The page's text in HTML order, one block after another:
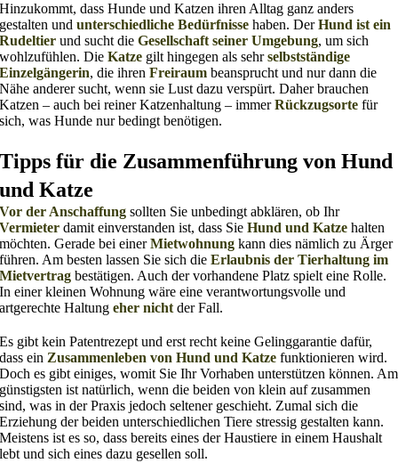
Hinzukommt, dass Hunde und Katzen ihren Alltag ganz anders
gestalten undunterschiedliche Bedürfnisse haben. DerHund ist ein
Rudeltier und sucht dieGesellschaft seiner Umgebung, um sich
wohlzufühlen. DieKatze gilt hingegen als sehrselbstständige
Einzelgängerin, die ihrenFreiraum beansprucht und nur dann die
Nähe anderer sucht, wenn sie Lust dazu verspürt. Daher brauchen
Katzen – auch bei reiner Katzenhaltung – immerRückzugsorte für
sich, was Hunde nur bedingt benötigen.
Tipps für die Zusammenführung von Hund
und Katze
Vor der Anschaffung sollten Sie unbedingt abklären, ob Ihr
Vermieter damit einverstanden ist, dass SieHund und Katze halten
möchten. Gerade bei einerMietwohnung kann dies nämlich zu Ärger
führen. Am besten lassen Sie sich dieErlaubnis der Tierhaltung im
Mietvertrag bestätigen. Auch der vorhandene Platz spielt eine Rolle.
In einer kleinen Wohnung wäre eine verantwortungsvolle und
artgerechte Haltungeher nichtder Fall.
Es gibt kein Patentrezept und erst recht keine Gelinggarantie dafür,
dass einZusammenleben von Hund und Katze funktionieren wird.
Doch es gibt einiges, womit Sie Ihr Vorhaben unterstützen können. Am
günstigsten ist natürlich, wenn die beiden von klein auf zusammen
sind, was in der Praxis jedoch seltener geschieht. Zumal sich die
Erziehung der beiden unterschiedlichen Tiere stressig gestalten kann.
Meistens ist es so, dass bereits eines der Haustiere in einem Haushalt
lebt und sich eines dazu gesellen soll.